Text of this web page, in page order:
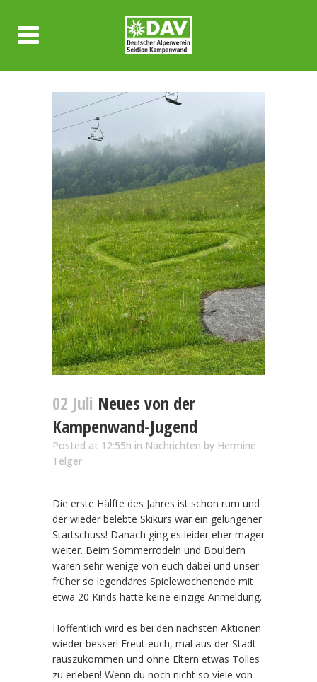
02 Juli Neues von der
Kampenwand-Jugend
Posted at 12:55h in Nachrichten by Hermine
Telger
Die erste Hälfte des Jahres ist schon rum und
der wieder belebte Skikurs war ein gelungener
Startschuss! Danach ging es leider eher mager
weiter. Beim Sommerrodeln und Bouldern
waren sehr wenige von euch dabei und unser
früher so legendäres Spielewochenende mit
etwa 20 Kinds hatte keine einzige Anmeldung.
Hoffentlich wird es bei den nächsten Aktionen
wieder besser! Freut euch, mal aus der Stadt
rauszukommen und ohne Eltern etwas Tolles
zu erleben! Wenn du noch nicht so viele von